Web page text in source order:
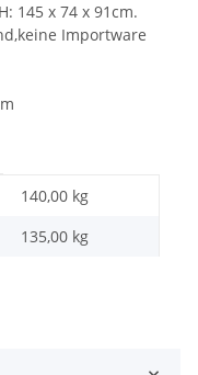
145 x 74 x 91cm.
Importware
140,00 kg
135,00 kg